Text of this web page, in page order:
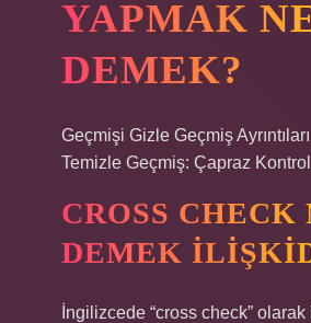
YAPMAK
DEMEK?
Geçmişi Gizle Geçmiş
Temizle Geçmiş: Çapraz
CROSS CHECK
DEMEK
İngilizcede “cross check”